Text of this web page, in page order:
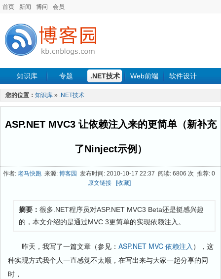
首页 新闻 博问 会员
知识库 专题 .NET技术 Web前端 软件设计
手机开发 软件工程
最新文章
您的位置： 知识库 » .NET技术
ASP.NET MVC3 让依赖注入来的更简单（新补充
了Ninject示例）
作者: 老马快跑 来源: 博客园 发布时间: 2010-10-17 22:37 阅读: 6806 次 推荐: 0
原文链接
[收藏]
摘要： 很多.NET程序员对ASP.NET MVC3 Beta还是挺感兴趣
的，本文介绍的是通过MVC 3更简单的实现依赖注入。
昨天，我写了一篇文章（参见： ASP.NET MVC 依赖注入 ），这
种实现方式我个人一直感觉不太顺，在写出来与大家一起分享的同
时，